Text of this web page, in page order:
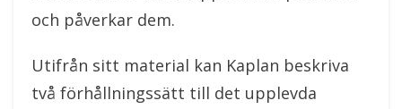
och påverkar dem.
Utifrån sitt material kan Kaplan beskriva
två förhållningssätt till det upplevda